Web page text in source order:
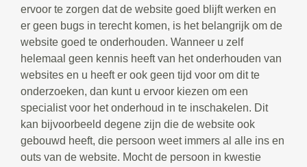
ervoor te zorgen dat de website goed blijft werken en
er geen bugs in terecht komen, is het belangrijk om de
website goed te onderhouden. Wanneer u zelf
helemaal geen kennis heeft van het onderhouden van
websites en u heeft er ook geen tijd voor om dit te
onderzoeken, dan kunt u ervoor kiezen om een
specialist voor het onderhoud in te inschakelen. Dit
kan bijvoorbeeld degene zijn die de website ook
gebouwd heeft, die persoon weet immers al alle ins en
outs van de website. Mocht de persoon in kwestie